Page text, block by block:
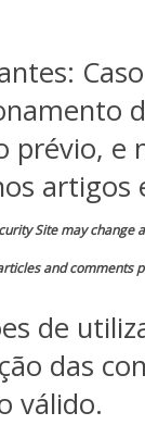
prévio, e
Site may
and comments
de
das
válido.